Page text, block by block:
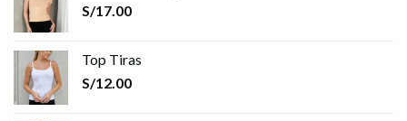
S/17.00
Top Tiras
S/12.00